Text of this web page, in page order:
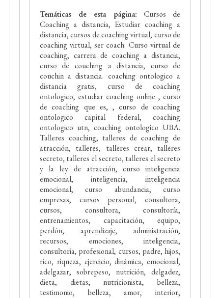
Temáticas de esta página: Cursos de
Coaching a distancia, Estudiar coaching a
distancia, cursos de coaching virtual, curso de
coaching virtual, ser coach. Curso virtual de
coaching, carrera de coaching a distancia,
curso de couching a distancia, curso de
couchin a distancia. coaching ontologico a
distancia gratis, curso de coaching
ontologico, estudiar coaching online , curso
de coaching que es, , curso de coaching
ontologico capital federal, coaching
ontologico utn, coaching ontologico UBA.
Talleres coaching, talleres de coaching de
atracción, talleres, talleres crear, talleres
secreto, talleres el secreto, talleres el secreto
y la ley de atracción, curso inteligencia
emocional, inteligencia, inteligencia
emocional, curso abundancia, curso
empresas, cursos personal, consultora,
cursos, consultora, consultoría,
entrenamientos, capacitación, equipo,
perdón, aprendizaje, administración,
recursos, emociones, inteligencia,
consultoria, profesional, cursos, padre, hijos,
rico, riqueza, ejercicio, dinámica, emocional,
adelgazar, sobrepeso, nutrición, delgadez,
dieta, dietas, nutricionista, belleza,
testimonio, belleza, amor, interior,